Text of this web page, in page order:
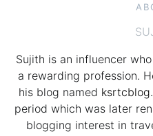
Sujith is an influencer
a rewarding profession.
his blog named
period which was later
blogging interest in